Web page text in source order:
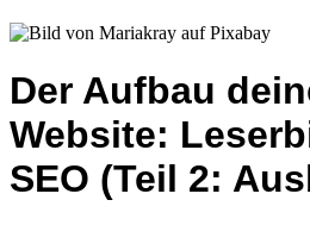
Der Aufbau
Website:
SEO (Teil 2: